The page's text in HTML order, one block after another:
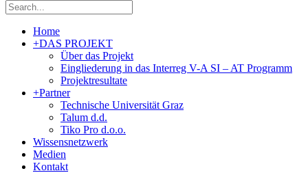
Home
+DAS PROJEKT
Über das Projekt
Eingliederung in das Interreg V-A SI – AT Programm
Projektresultate
+Partner
Technische Universität Graz
Talum d.d.
Tiko Pro d.o.o.
Wissensnetzwerk
Medien
Kontakt